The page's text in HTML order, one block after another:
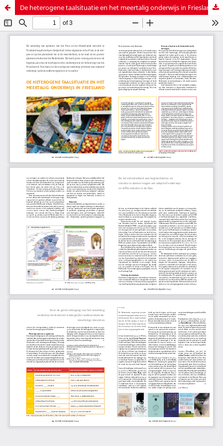
De heterogene taalsituatie en het meertalig onderwijs in Friesland